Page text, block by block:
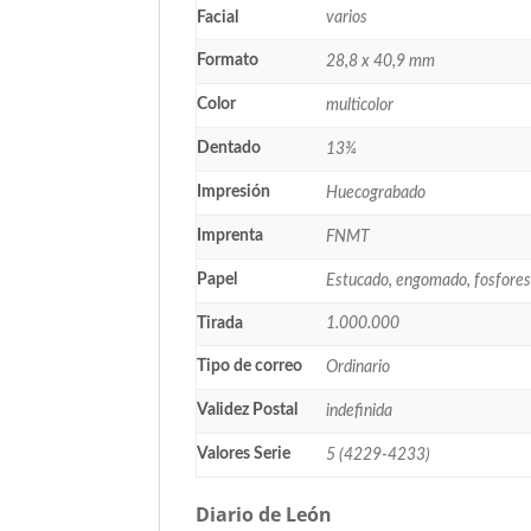
Facial varios
Formato 28,8 x 40,9 mm
Color multicolor
Dentado 13¾
Impresión Huecograbado
Imprenta FNMT
Papel Estucado, engomado,
Tirada 1.000.000
Tipo de correo Ordinario
Validez Postal indefinida
Valores Serie 5 (4229-4233)
Diario de León